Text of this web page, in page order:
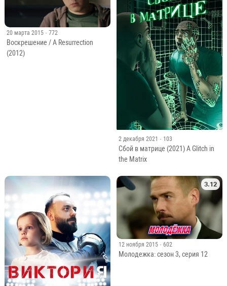
20 марта 2015 · 772
Воскрешение / A Resurrection
(2012)
2 декабря 2021 · 103
Сбой в матрице (2021) A Glitch in
the Matrix
3.12
12 ноября 2015 · 602
Молодежка: сезон 3, серия 12